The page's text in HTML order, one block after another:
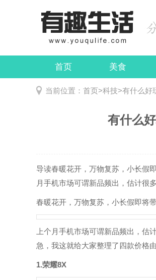
首页 美食
娱乐 民俗
当前位置： 首页>科技>有什么好
有什么
导读春暖花开，万物复苏，小长假
月手机市场可谓新品频出，估计很
春暖花开，万物复苏，小长假即将
上个月手机市场可谓新品频出，
急，我这就给大家整理了四款价格
1.荣耀8X